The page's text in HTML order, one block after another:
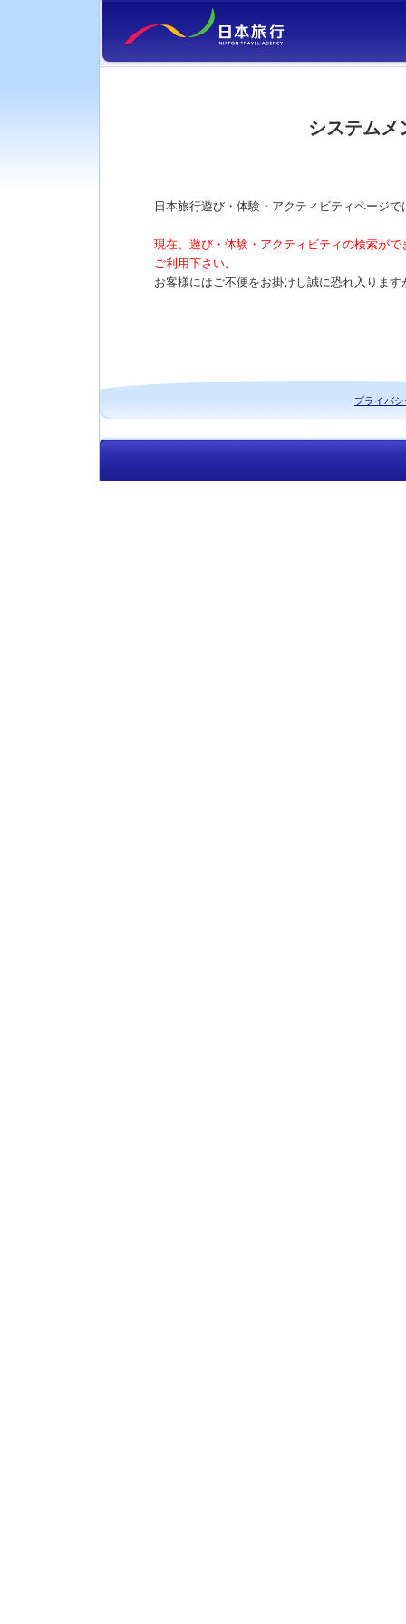
システムメ
日本旅行遊び・体験・アクティビティページ
現在、遊び・体験・アクティビティの検索が
ご利用下さい。
お客様にはご不便をお掛けし誠に恐れ入りま
プライバ